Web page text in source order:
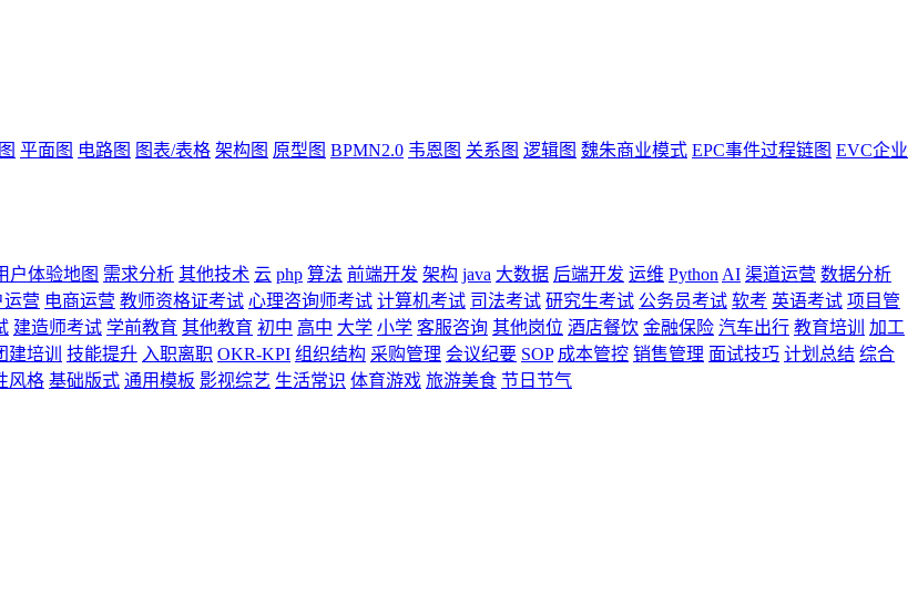
平面图 电路图 图表/表格 架构图 原型图 BPMN2.0 韦恩图 关系图 逻辑图 魏朱商业模式 EPC事件过程链图 EVC企业
户体验地图 需求分析 其他技术 云 php 算法 前端开发 架构 java 大数据 后端开发 运维 Python AI 渠道运营 数据分析
运营 电商运营 教师资格证考试 心理咨询师考试 计算机考试 司法考试 研究生考试 公务员考试 软考 英语考试 项目管
建造师考试 学前教育 其他教育 初中 高中 大学 小学 客服咨询 其他岗位 酒店餐饮 金融保险 汽车出行 教育培训
加工
建培训 技能提升 入职离职 OKR-KPI 组织结构 采购管理 会议纪要 SOP 成本管控 销售管理 面试技巧 计划总结 综合
风格 基础版式 通用模板 影视综艺 生活常识 体育游戏 旅游美食 节日节气